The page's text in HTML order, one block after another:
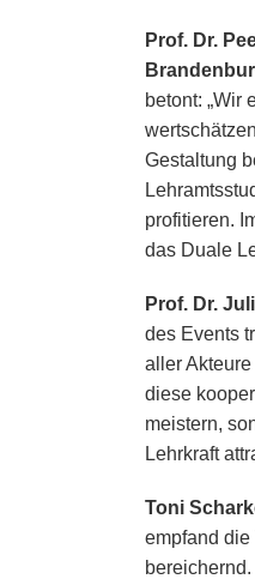
Prof. Dr.
betont: „Wir
Gestaltung
profitieren.
das Duale
Prof. Dr.
des Events
aller
diese
meistern,
Lehrkraft
Toni
empfand die